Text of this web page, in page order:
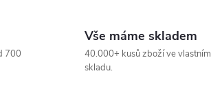
700
Vše máme skladem
40.000+ kusů zboží ve vlastním
skladu.